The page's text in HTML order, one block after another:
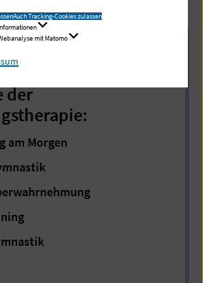
der
am Morgen
Auch Tracking-Cookies zulassen
mit Matomo